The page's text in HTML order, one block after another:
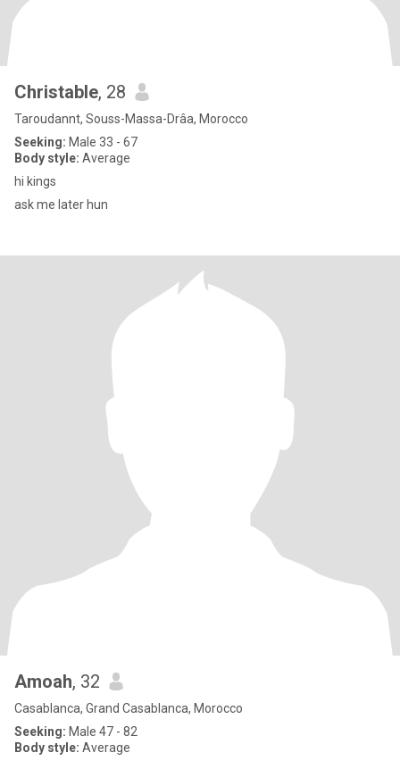
Christable, 28
Taroudannt, Souss-Massa-Drâa, Morocco
Seeking: Male 33 - 67
Body style: Average
hi kings
ask me later hun
Amoah, 32
Casablanca, Grand Casablanca, Morocco
Seeking: Male 47 - 82
Body style: Average